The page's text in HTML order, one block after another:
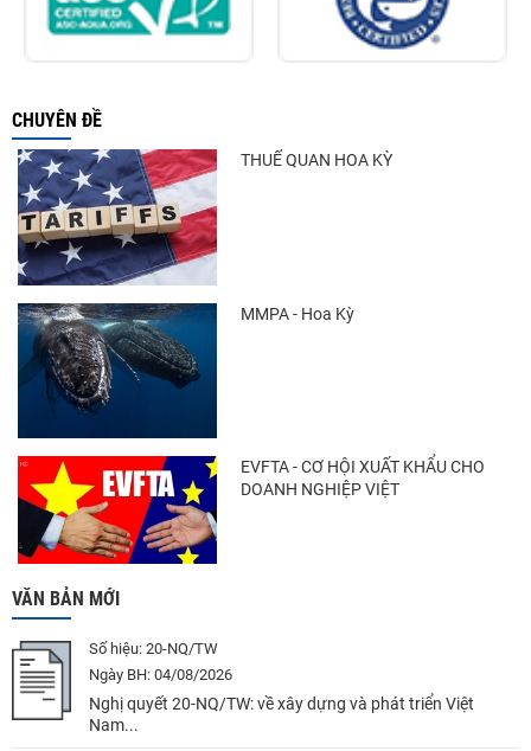
CHUYÊN ĐỀ
THUẾ QUAN HOA KỲ
MMPA - Hoa Kỳ
EVFTA - CƠ HỘI XUẤT KHẨU CHO
DOANH NGHIỆP VIỆT
VĂN BẢN MỚI
Số hiệu: 20-NQ/TW
Ngày BH: 04/08/2026
Nghị quyết 20-NQ/TW: về xây dựng và phát triển Việt
Nam...